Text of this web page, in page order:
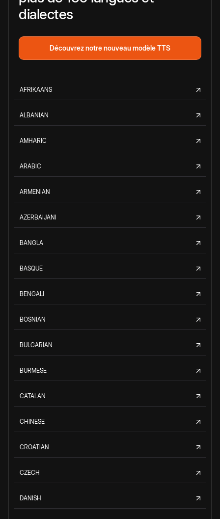
dialectes
Découvrez notre nouveau modèle TTS
AFRIKAANS
ALBANIAN
AMHARIC
ARABIC
ARMENIAN
AZERBAIJANI
BANGLA
BASQUE
BENGALI
BOSNIAN
BULGARIAN
BURMESE
CATALAN
CHINESE
CROATIAN
CZECH
DANISH